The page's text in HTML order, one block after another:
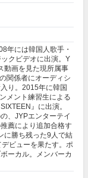
年には韓国人歌手・
クビデオに出演。Y
動画を見た現所属事
関係者にオーディシ
り。2015年に韓国
メント練習生による
』に出演。
、JYPエンターテイ
薦により追加合格す
に勝ち残った9人で結
ビューを果たす。ポ
ーカル。メンバーカ